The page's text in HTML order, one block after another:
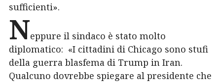
sufficienti».
Neppure il sindaco è stato molto
diplomatico: «I cittadini di Chicago sono stufi
della guerra blasfema di Trump in Iran.
Qualcuno dovrebbe spiegare al presidente che